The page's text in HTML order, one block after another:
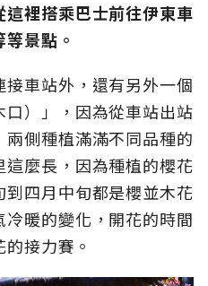
裡搭乘巴士前往伊東車
景點。
車站外，還有另外一個
）」，因為從車站出站
側種植滿滿不同品種的
麼長，因為種植的櫻花
四月中旬都是櫻並木花
暖的變化，開花的時間
接力賽。